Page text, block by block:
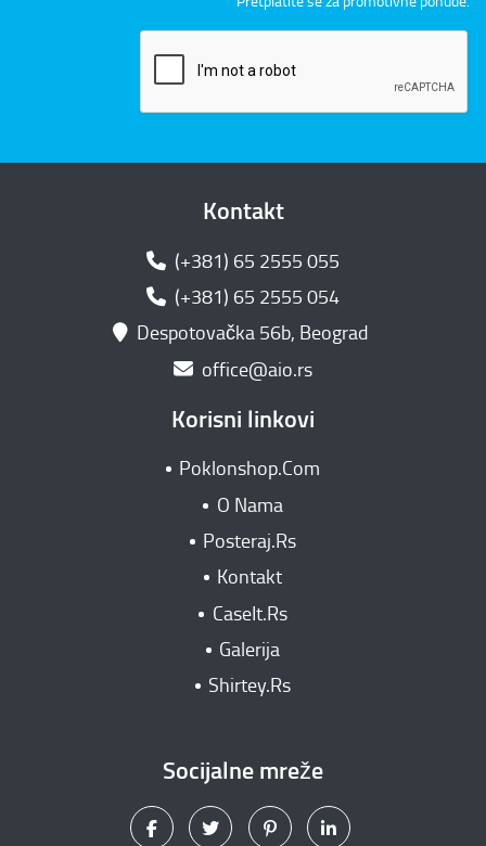
Kontakt
(+381) 65 2555 055
(+381) 65 2555 054
Despotovačka 56b, Beograd
office@aio.rs
Korisni linkovi
Poklonshop.Com
O Nama
Posteraj.Rs
Kontakt
CaseIt.Rs
Galerija
Shirtey.Rs
Socijalne mreže